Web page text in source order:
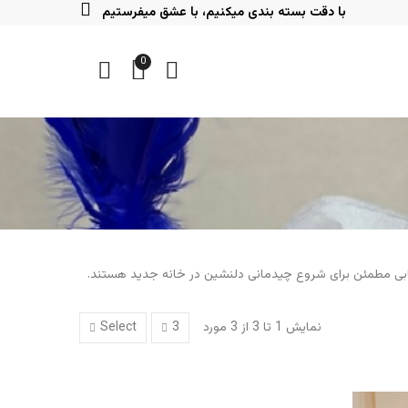
با دقت بسته بندی میکنیم، با عشق میفرستیم
0
مطمئن برای شروع چیدمانی دلنشین در خانه جدید هستند.
نمایش 1 تا 3 از 3 مورد 3
Select